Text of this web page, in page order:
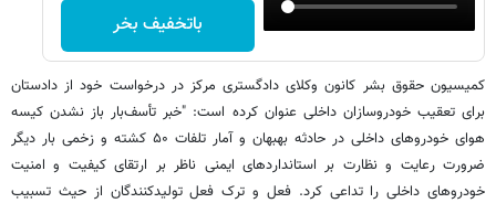
باتخفیف بخر
کمیسیون حقوق بشر کانون وکلای دادگستری مرکز در درخواست خود از دادستان
برای تعقیب خودروسازان داخلی عنوان کرده است: "خبر تأسف‌بار باز نشدن کیسه
هوای خودروهای داخلی در حادثه بهبهان و آمار تلفات ۵۰ کشته و زخمی بار دیگر
ضرورت رعایت و نظارت بر استانداردهای ایمنی ناظر بر ارتقای کیفیت و امنیت
خودروهای داخلی را تداعی کرد. فعل و ترک فعل تولیدکنندگان از حیث تسبیب